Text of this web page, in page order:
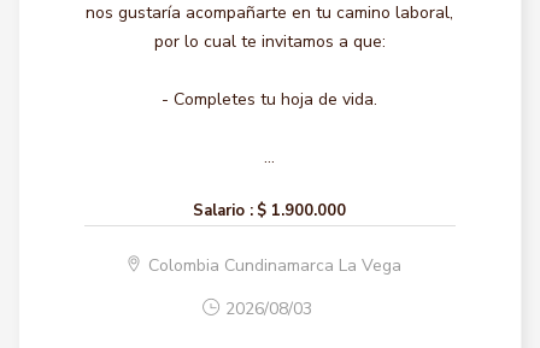
nos gustaría acompañarte en tu camino laboral,
por lo cual te invitamos a que:
- Completes tu hoja de vida.
...
Salario : $ 1.900.000
Colombia Cundinamarca La Vega
2026/08/03